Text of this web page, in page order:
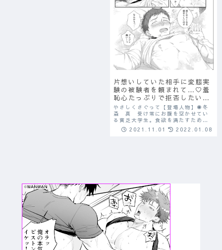
片想いしていた相手に変態実
験の被験者を頼まれて…♡羞
恥心たっぷりで拒否したいの
に我慢せざるを得ない状況に
♡「身体の隅々まで調べます
から」
やさしくさぐって【登場人物】◉冬
森 真 受け常にお腹を空かせてい
る貧乏大学生。食欲を満たすためな
ら手段を選べないほど余裕がない。
素直で従順な性格。美味しいもの大
2021.11.01 2022.01.08